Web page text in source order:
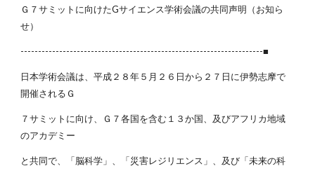
Ｇ７サミットに向けたGサイエンス学術会議の共同声明（お知ら
せ）
---------------------------------------------------------------------■
日本学術会議は、平成２８年５月２６日から２７日に伊勢志摩で
開催されるＧ
７サミットに向け、Ｇ７各国を含む１３か国、及びアフリカ地域
のアカデミー
と共同で、「脳科学」、「災害レジリエンス」、及び「未来の科